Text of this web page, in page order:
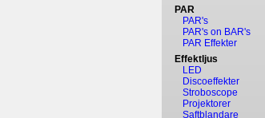
PAR
PAR's
PAR's on BAR's
PAR Effekter
Effektljus
LED
Discoeffekter
Stroboscope
Projektorer
Saftblandare